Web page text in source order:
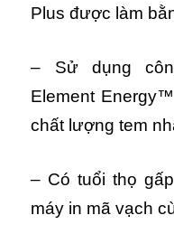
Plus được làm
– Sử dụng
Element
chất lượng tem
– Có tuổi thọ
máy in mã vạch